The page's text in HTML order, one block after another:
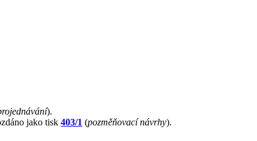
).
jako tisk 403/1 (pozměňovací návrhy).